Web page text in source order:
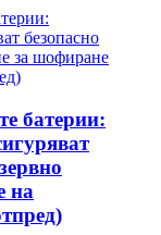
батерии:
на